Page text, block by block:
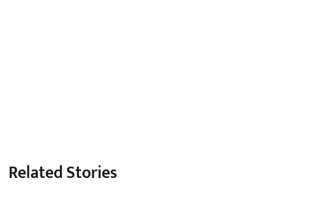
Related Stories